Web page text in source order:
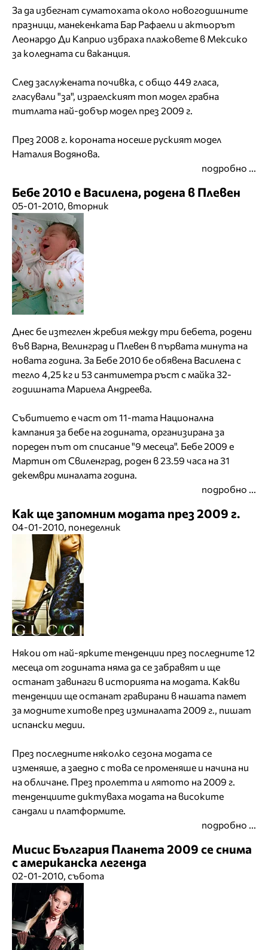
За да избегнат суматохата около новогодишните
празници, манекенката Бар Рафаели и актьорът
Леонардо Ди Каприо избраха плажовете в Мексико
за коледната си ваканция.
След заслужената почивка, с общо 449 гласа,
гласували "за", израелският топ модел грабна
титлата най-добър модел през 2009 г.
През 2008 г. короната носеше руският модел
Наталия Водянова.
подробно ...
Бебе 2010 е Василена, родена в Плевен
05-01-2010, вторник
Днес бе изтеглен жребия между три бебета, родени
във Варна, Велинград и Плевен в първата минута на
новата година. За Бебе 2010 бе обявена Василена с
тегло 4,25 кг и 53 сантиметра ръст с майка 32-
годишната Мариела Андреева.
Събитието е част от 11-тата Национална
кампания за бебе на годината, организирана за
пореден път от списание "9 месеца". Бебе 2009 е
Мартин от Свиленград, роден в 23.59 часа на 31
декември миналата година.
подробно ...
Как ще запомним модата през 2009 г.
04-01-2010, понеделник
Някои от най-ярките тенденции през последните 12
месеца от годината няма да се забравят и ще
останат завинаги в историята на модата. Какви
тенденции ще останат гравирани в нашата памет
за модните хитове през изминалата 2009 г., пишат
испански медии.
През последните няколко сезона модата се
изменяше, а заедно с това се променяше и начина ни
на обличане. През пролетта и лятото на 2009 г.
тенденциите диктуваха модата на високите
сандали и платформите.
подробно ...
Мисис България Планета 2009 се снима
с американска легенда
02-01-2010, събота